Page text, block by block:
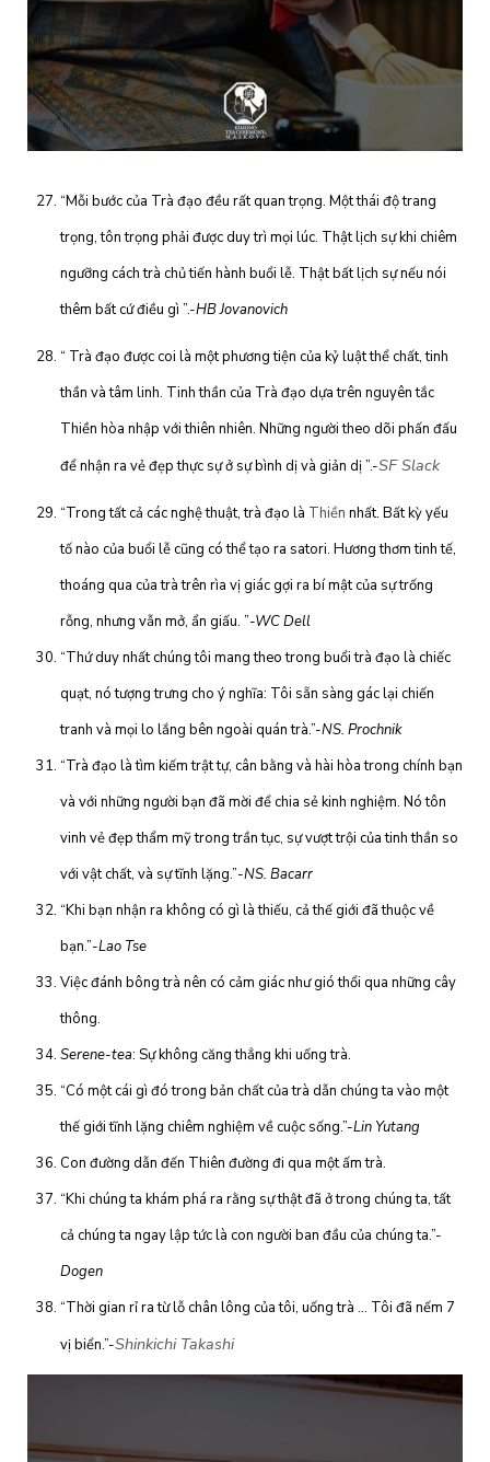
“Mỗi bước của Trà đạo đều rất quan trọng. Một thái độ trang
trọng, tôn trọng phải được duy trì mọi lúc. Thật lịch sự khi chiêm
ngưỡng cách trà chủ tiến hành buổi lễ. Thật bất lịch sự nếu nói
thêm bất cứ điều gì ”.-HB Jovanovich
“ Trà đạo được coi là một phương tiện của kỷ luật thể chất, tinh
thần và tâm linh. Tinh thần của Trà đạo dựa trên nguyên tắc
Thiền hòa nhập với thiên nhiên. Những người theo dõi phấn đấu
để nhận ra vẻ đẹp thực sự ở sự bình dị và giản dị ”.-SF Slack
“Trong tất cả các nghệ thuật, trà đạo là Thiền nhất. Bất kỳ yếu
tố nào của buổi lễ cũng có thể tạo ra satori. Hương thơm tinh tế,
thoáng qua của trà trên rìa vị giác gợi ra bí mật của sự trống
rỗng, nhưng vẫn mở, ẩn giấu. ”-WC Dell
“Thứ duy nhất chúng tôi mang theo trong buổi trà đạo là chiếc
quạt, nó tượng trưng cho ý nghĩa: Tôi sẵn sàng gác lại chiến
tranh và mọi lo lắng bên ngoài quán trà.”-NS. Prochnik
“Trà đạo là tìm kiếm trật tự, cân bằng và hài hòa trong chính bạn
và với những người bạn đã mời để chia sẻ kinh nghiệm. Nó tôn
vinh vẻ đẹp thẩm mỹ trong trần tục, sự vượt trội của tinh thần so
với vật chất, và sự tĩnh lặng.”-NS. Bacarr
“Khi bạn nhận ra không có gì là thiếu, cả thế giới đã thuộc về
bạn.”-Lao Tse
Việc đánh bông trà nên có cảm giác như gió thổi qua những cây
thông.
Serene-tea: Sự không căng thẳng khi uống trà.
“Có một cái gì đó trong bản chất của trà dẫn chúng ta vào một
thế giới tĩnh lặng chiêm nghiệm về cuộc sống.”-Lin Yutang
Con đường dẫn đến Thiên đường đi qua một ấm trà.
“Khi chúng ta khám phá ra rằng sự thật đã ở trong chúng ta, tất
cả chúng ta ngay lập tức là con người ban đầu của chúng ta.”-
Dogen
“Thời gian rỉ ra từ lỗ chân lông của tôi, uống trà … Tôi đã nếm 7
vị biển.”-Shinkichi Takashi